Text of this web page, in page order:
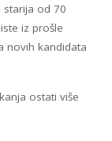
starija od 70
iz prošle
novih kandidata
ostati više